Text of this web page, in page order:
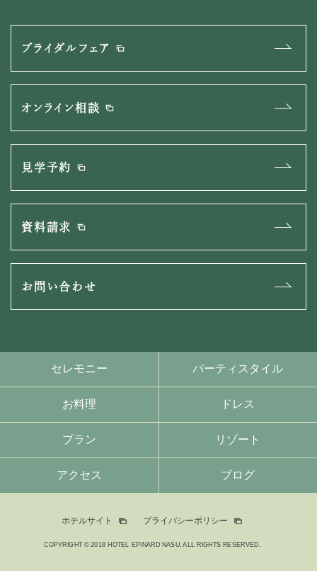
ブライダルフェア
オンライン相談
見学予約
資料請求
お問い合わせ
セレモニー パーティスタイル
お料理 ドレス
プラン リゾート
アクセス ブログ
ホテルサイト プライバシーポリシー
COPYRIGHT © 2018 HOTEL EPINARD NASU. ALL RIGHTS RESERVED.